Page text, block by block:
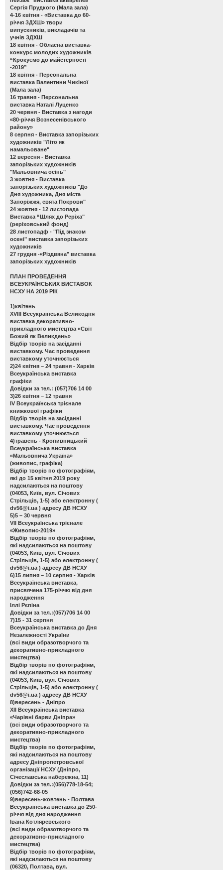
Сергія Прудкого (Мала зала)
4-16 квітня - «Виставка до 60-
річчя ЗДХШ» твори
випускників, викладачів та
учнів ЗДХШ
18 квітня - Обласна виставка-
конкурс молодих художників
“Крокуємо до майстерності
-2019”
18 квітня - Персональна
виставка Валентини Чикіної
(Мала зала)
16 травня - Персональна
виставка Наталі Луценко
20 червня - Виставка з нагоди
«80-річчя Вознесенівського
району»
8 серпня - Виставка запорізьких
художників "Літо як
намальоване"
12 вересня - Виставка
запорізьких художників
"Мальовнича осінь"
3 жовтня - Виставка
запорізьких художників "До
Дня художника, Дня міста
Запоріжжя, свята Покрови"
24 жовтня - 12 листопада
Виставка “Шлях до Реріха"
(реріховський фонд)
28 листопадф - "Під знаком
осені" виставка запорізьких
художників
27 грудня -«Різдвяна" виставка
запорізьких художників
ПЛАН ПРОВЕДЕННЯ
ВСЕУКРАЇНСЬКИХ ВИСТАВОК
НСХУ НА 2019 РІК
1)квітень
ХVІІІ Всеукраїнська Великодня
виставка декоративно-
прикладного мистецтва «Світ
Божий як Великдень»
Відбір творів на засіданні
виставкому. Час проведення
виставкому уточнюється
2)24 квітня – 24 травня - Харків
Всеукраїнська виставка
графіки
Довідки за тел.: (057)706 14 00
3)26 квітня – 12 травня
ІV Всеукраїнська трієнале
книжкової графіки
Відбір творів на засіданні
виставкому. Час проведення
виставкому уточнюється
4)травень - Кропивницький
Всеукраїнська виставка
«Мальовнича Україна»
(живопис, графіка)
Відбір творів по фотографіям,
які до 15 квітня 2019 року
надсилаються на поштову
(04053, Київ, вул. Січових
Стрільців, 1-5) або електронну (
dv56@i.ua ) адресу ДВ НСХУ
5)5 – 30 червня
VІІ Всеукраїнська трієнале
«Живопис-2019»
Відбір творів по фотографіям,
які надсилаються на поштову
(04053, Київ, вул. Січових
Стрільців, 1-5) або електронну (
dv56@i.ua ) адресу ДВ НСХУ
6)15 липня – 10 серпня - Харків
Всеукраїнська виставка,
присвячена 175-річчю від дня
народження
Іллі Рєпіна
Довідки за тел.:(057)706 14 00
7)15 - 31 серпня
Всеукраїнська виставка до Дня
Незалежності України
(всі види образотворчого та
декоративно-прикладного
мистецтва)
Відбір творів по фотографіям,
які надсилаються на поштову
(04053, Київ, вул. Січових
Стрільців, 1-5) або електронну (
dv56@i.ua ) адресу ДВ НСХУ
8)вересень - Дніпро
ХІІ Всеукраїнська виставка
«Чарівні барви Дніпра»
(всі види образотворчого та
декоративно-прикладного
мистецтва)
Відбір творів по фотографіям,
які надсилаються на поштову
адресу Дніпропетровської
організації НСХУ (Дніпро,
Січеславська набережна, 11)
Довідки за тел.:(056)778-18-54;
(056)742-68-05
9)вересень-жовтень - Полтава
Всеукраїнська виставка до 250-
річчя від дня народження
Івана Котляревського
(всі види образотворчого та
декоративно-прикладного
мистецтва)
Відбір творів по фотографіям,
які надсилаються на поштову
(06320, Полтава, вул.